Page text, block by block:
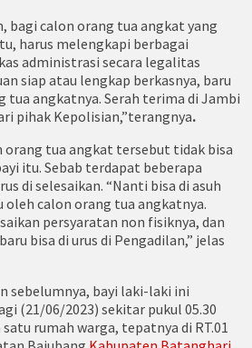
bagi calon orang tua angkat yang
harus melengkapi berbagai
administrasi secara legalitas
siap atau lengkap berkasnya, baru
tua angkatnya. Serah terima di Jambi
pihak Kepolisian,”terangnya.
orang tua angkat tersebut tidak bisa
itu. Sebab terdapat beberapa
di selesaikan. “Nanti bisa di asuh
oleh calon orang tua angkatnya.
persyaratan non fisiknya, dan
bisa di urus di Pengadilan,” jelas
sebelumnya, bayi laki-laki ini
(21/06/2023) sekitar pukul 05.30
rumah warga, tepatnya di RT.01